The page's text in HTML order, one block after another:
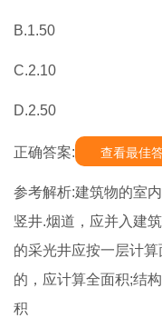
B.1.50
C.2.10
D.2.50
正确答案: 查看最佳
参考解析:建筑物的室
竖井.烟道，应并入建
的采光井应按一层计
的，应计算全面积;结
积